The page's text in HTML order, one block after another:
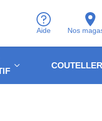
Aide Nos